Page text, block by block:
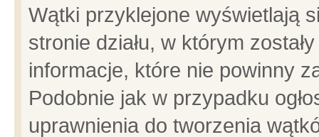
Wątki przyklejone wyświetlają
stronie działu, w którym
informacje, które nie powinny
Podobnie jak w przypadku
uprawnienia do tworzenia